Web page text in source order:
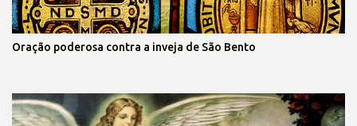
Oração poderosa contra a inveja de São Bento